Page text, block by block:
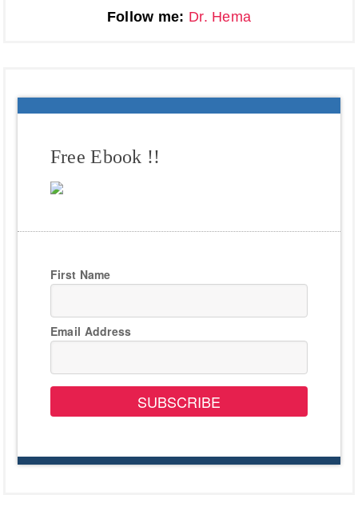
Follow me: Dr. Hema
Free Ebook !!
First Name
Email Address
SUBSCRIBE